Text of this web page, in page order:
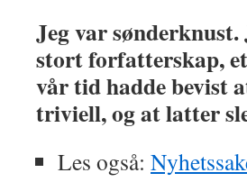
Jeg var
stort forfatterskap,
vår tid hadde bevist
triviell, og at latter
Les også: